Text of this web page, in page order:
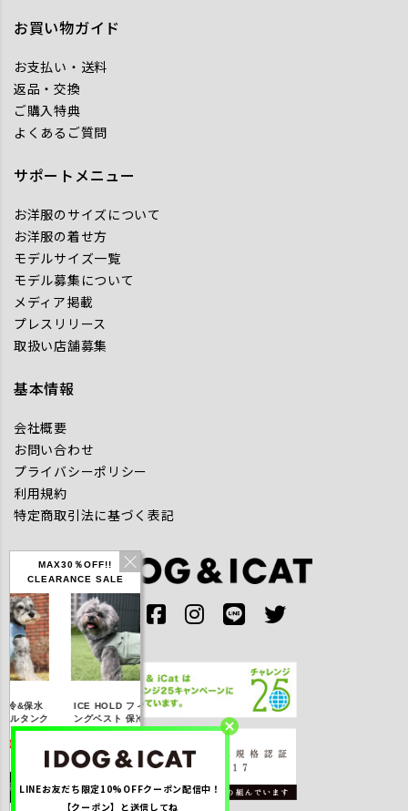
MAX30％OFF!!
CLEARANCE SALE
保水
ンク
ICE HOLD フィッシ
ングベスト 保冷剤付
円(税込み)
詳しく見る
IDOG ICE HOLD ネ
ッククーラー 保冷剤
付
円(税込み)
詳しく見る
お買い物ガイド
お支払い・送料
返品・交換
ご購入特典
よくあるご質問
サポートメニュー
お洋服のサイズについて
お洋服の着せ方
モデルサイズ一覧
モデル募集について
メディア掲載
プレスリリース
取扱い店舗募集
基本情報
会社概要
お問い合わせ
プライバシーポリシー
利用規約
特定商取引法に基づく表記
LINEお友だち限定10%OFFクーポン配信中！
【クーポン】と送信してね